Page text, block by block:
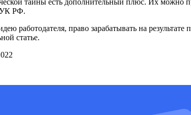
УК РФ.
работодателя, право зарабатывать на
статье.